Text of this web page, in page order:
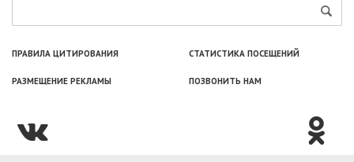
ПРАВИЛА ЦИТИРОВАНИЯ СТАТИСТИКА ПОСЕЩЕНИЙ
РАЗМЕЩЕНИЕ РЕКЛАМЫ ПОЗВОНИТЬ НАМ